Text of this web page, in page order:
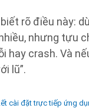
rõ điều này:
nhưng tựu
hay crash. Và
lũ”.
cài đặt trực tiếp ứng